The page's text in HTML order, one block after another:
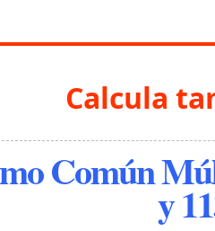
Calcula
Común
y